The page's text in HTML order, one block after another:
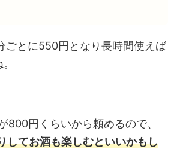
ごとに550円となり長時間使えば
800円くらいから頼めるので、
してお酒も楽しむといいかもし